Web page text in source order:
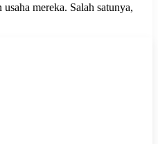
mereka. Salah satunya,